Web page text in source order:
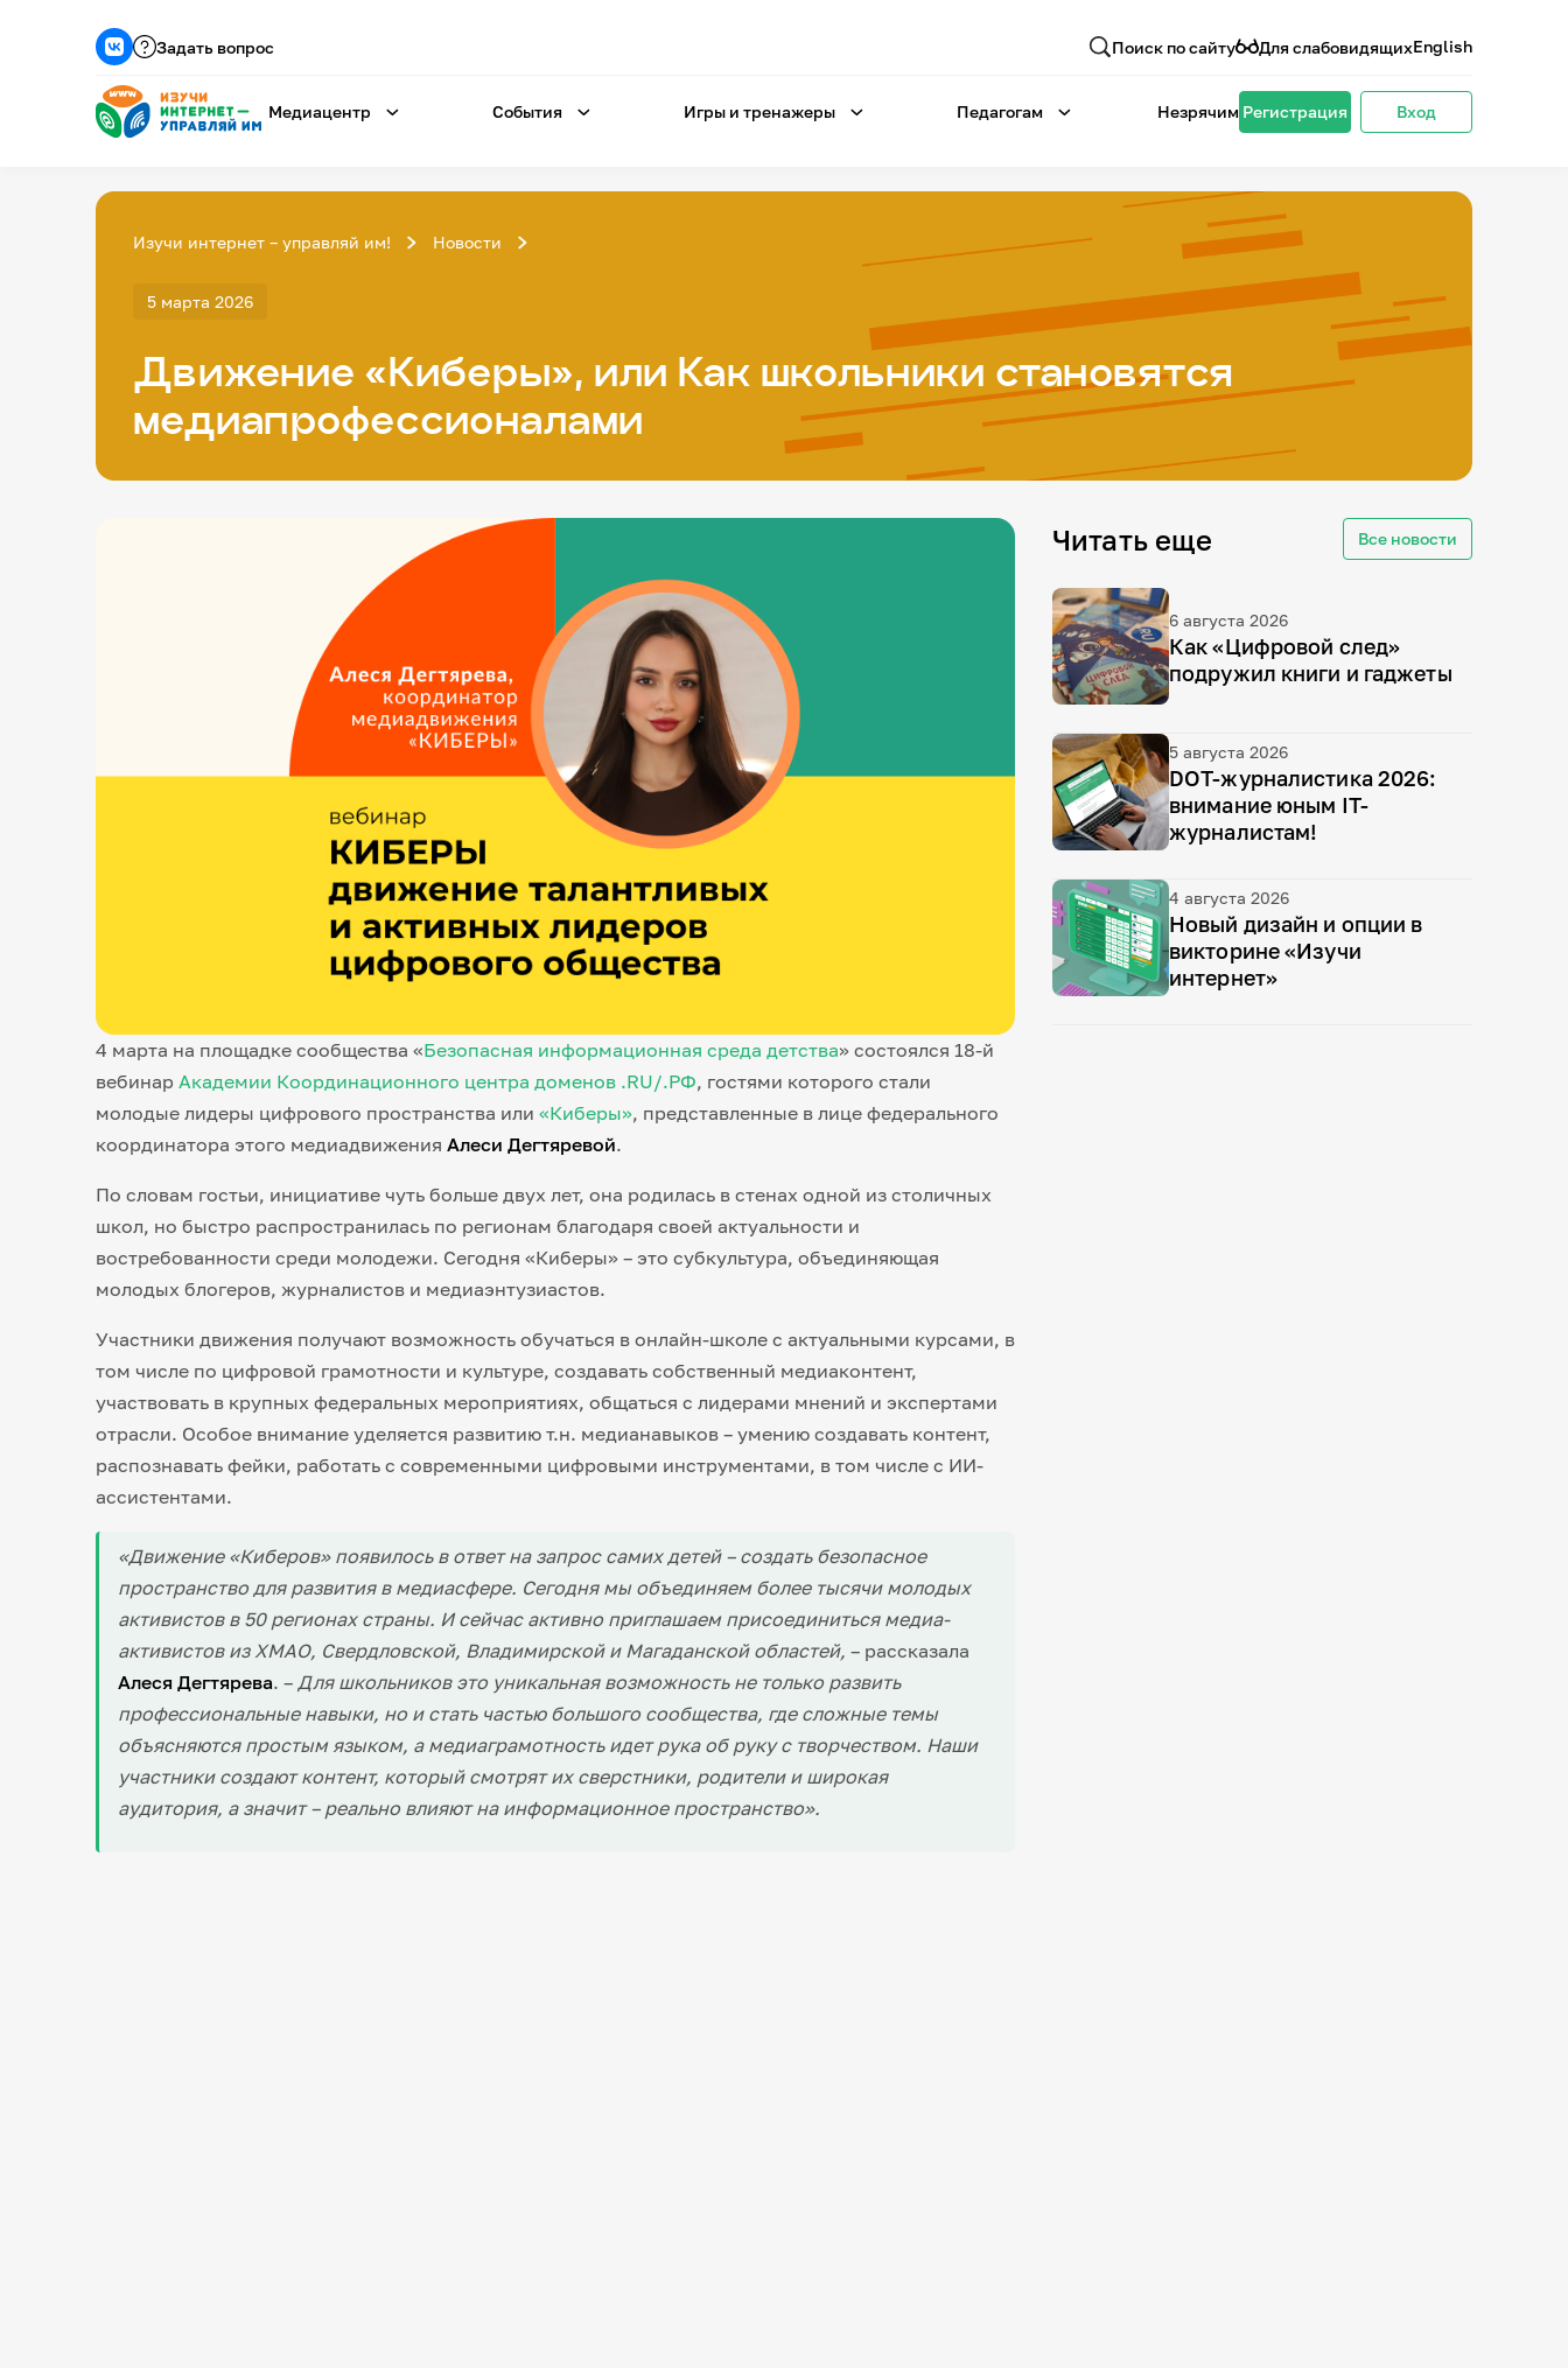
Задать вопрос Поиск по сайту Для слабовидящихEnglish
Медиацентр События Игры и тренажеры Педагогам Незрячим Регистрация Вход
Изучи интернет – управляй им! Новости
5 марта 2026
Движение «Киберы», или Как школьники становятся
медиапрофессионалами
4 марта на площадке сообщества «Безопасная информационная среда детства» состоялся 18-й
вебинар Академии Координационного центра доменов .RU/.РФ, гостями которого стали
молодые лидеры цифрового пространства или «Киберы», представленные в лице федерального
координатора этого медиадвижения Алеси Дегтяревой.
По словам гостьи, инициативе чуть больше двух лет, она родилась в стенах одной из столичных
школ, но быстро распространилась по регионам благодаря своей актуальности и
востребованности среди молодежи. Сегодня «Киберы» – это субкультура, объединяющая
молодых блогеров, журналистов и медиаэнтузиастов.
Участники движения получают возможность обучаться в онлайн-школе с актуальными курсами, в
том числе по цифровой грамотности и культуре, создавать собственный медиаконтент,
участвовать в крупных федеральных мероприятиях, общаться с лидерами мнений и экспертами
отрасли. Особое внимание уделяется развитию т.н. медианавыков – умению создавать контент,
распознавать фейки, работать с современными цифровыми инструментами, в том числе с ИИ-
ассистентами.
«Движение «Киберов» появилось в ответ на запрос самих детей – создать безопасное
пространство для развития в медиасфере. Сегодня мы объединяем более тысячи молодых
активистов в 50 регионах страны. И сейчас активно приглашаем присоединиться медиа-
активистов из ХМАО, Свердловской, Владимирской и Магаданской областей, – рассказала
Алеся Дегтярева. – Для школьников это уникальная возможность не только развить
профессиональные навыки, но и стать частью большого сообщества, где сложные темы
объясняются простым языком, а медиаграмотность идет рука об руку с творчеством. Наши
участники создают контент, который смотрят их сверстники, родители и широкая
аудитория, а значит – реально влияют на информационное пространство».
Читать еще Все новости
6 августа 2026
Как «Цифровой след»
подружил книги и гаджеты
5 августа 2026
DOT-журналистика 2026:
внимание юным IT-
журналистам!
4 августа 2026
Новый дизайн и опции в
викторине «Изучи
интернет»